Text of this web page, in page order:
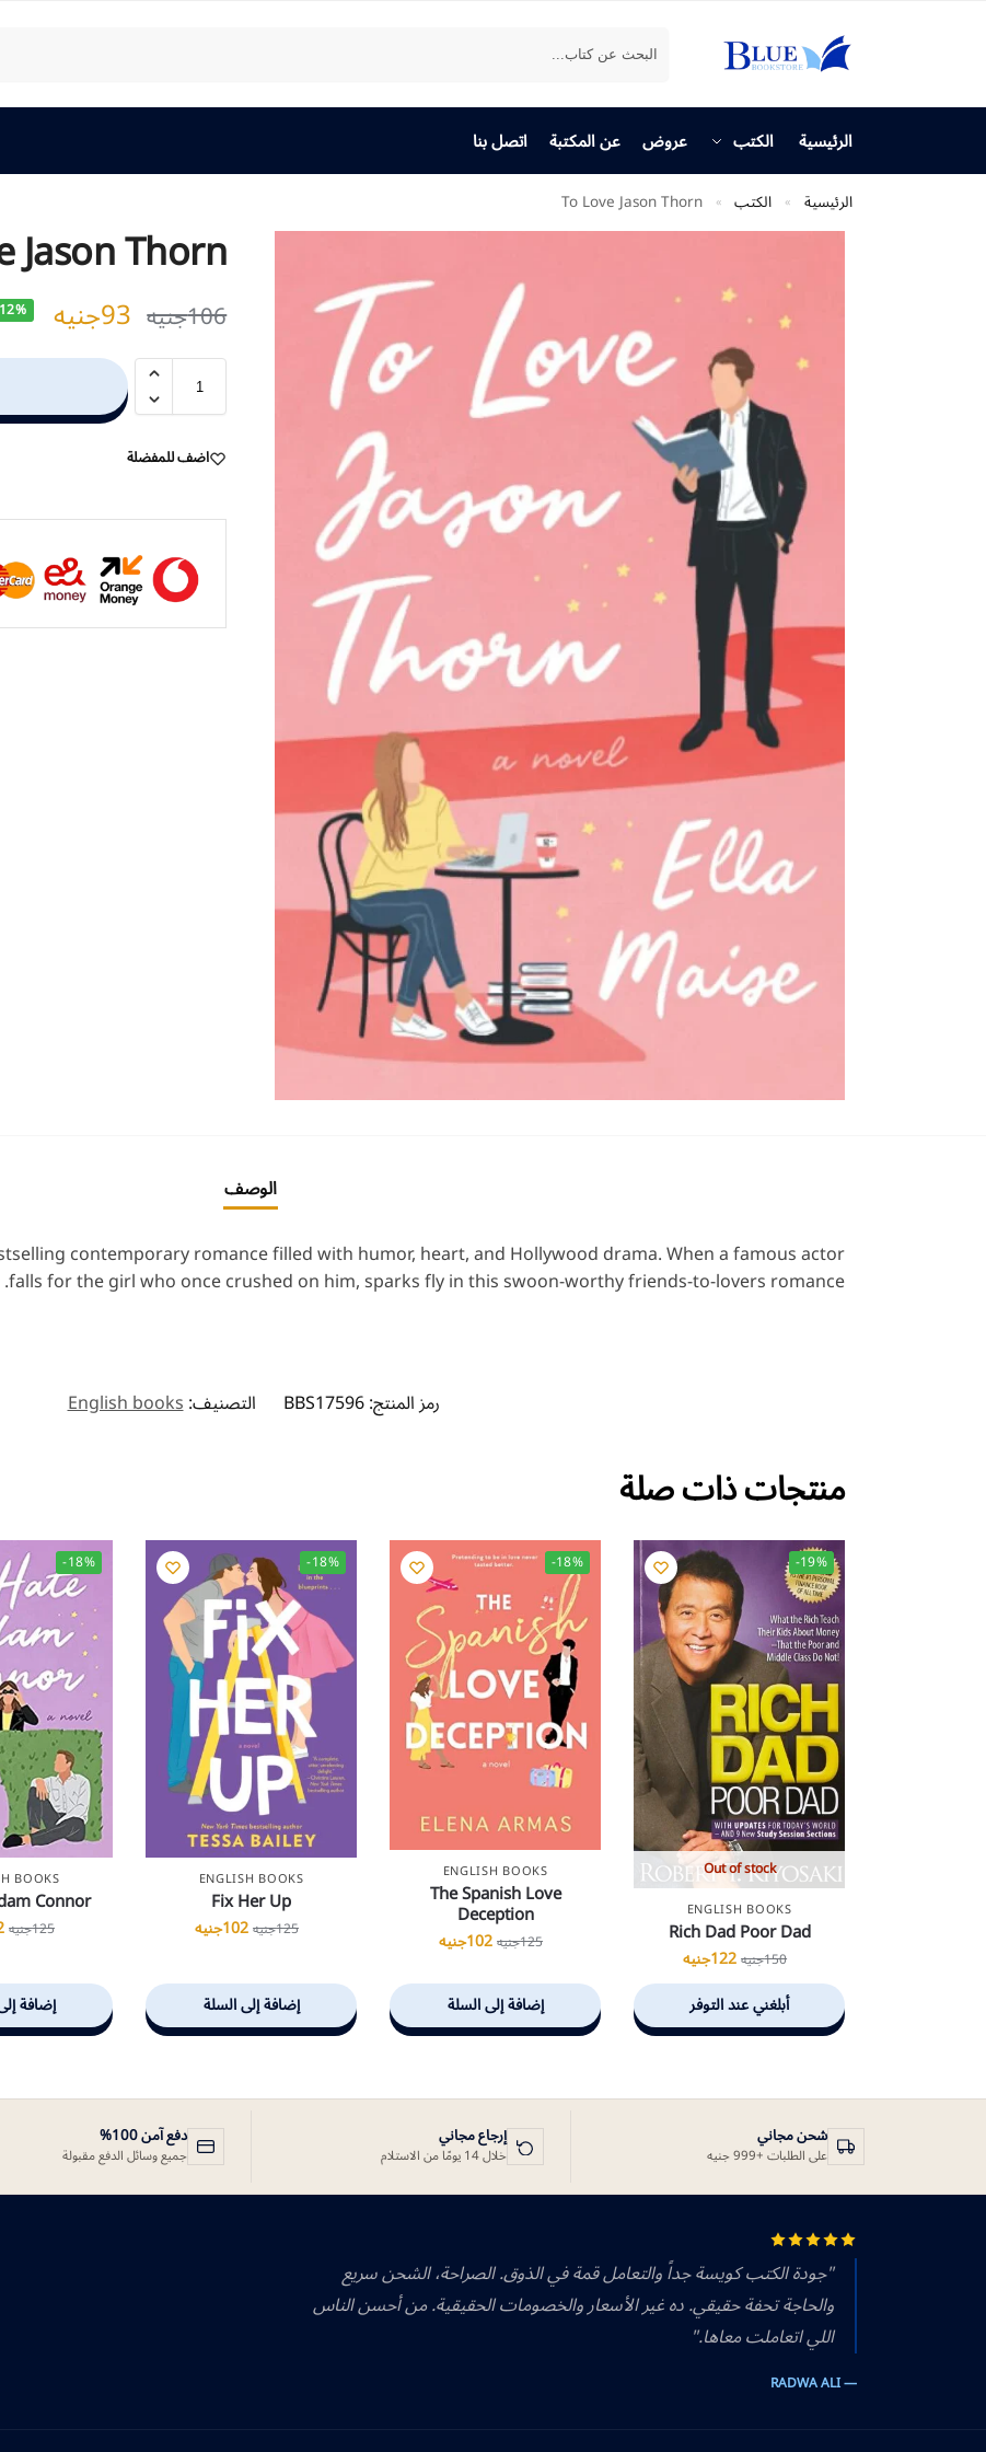
بحث
الرئيسية الكتب عروض عن المكتبة اتصل بنا
الرئيسية » الكتب »
To Love Jason Thorn
Jason Thorn
106جنيه 93جنيه
اضف للمفضلة
الوصف
contemporary romance filled with humor, heart, and Hollywood drama. When a famous actor
falls for the girl who once crushed on him, sparks fly in this swoon-worthy friends-to-lovers romance.
رمز المنتج:BBS17596 التصنيف:English books
منتجات ذات صلة
-19%
Out of stock
ENGLISH BOOKS
Rich Dad Poor Dad
150جنيه122جنيه
أبلغني عند التوفر
-18%
ENGLISH BOOKS
The Spanish Love
Deception
125جنيه102جنيه
إضافة إلى السلة
-18%
ENGLISH BOOKS
Fix Her Up
125جنيه102جنيه
إضافة إلى السلة
-18%
BOOKS
Connor
125جنيه
إضافة
شحن مجاني
على الطلبات +999 جنيه
إرجاع مجاني
خلال 14 يومًا من الاستلام
دفع آمن 100%
جميع وسائل الدفع مقبولة
"جودة الكتب كويسة جداً والتعامل قمة في الذوق. الصراحة، الشحن سريع
والحاجة تحفة حقيقي. ده غير الأسعار والخصومات الحقيقية. من أحسن الناس
اللي اتعاملت معاها."
— RADWA ALI